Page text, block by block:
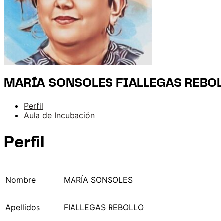
MARÍA SONSOLES FIALLEGAS
Perfil
Aula de Incubación
Perfil
Nombre MARÍA SONSOLES
Apellidos FIALLEGAS REBOLLO